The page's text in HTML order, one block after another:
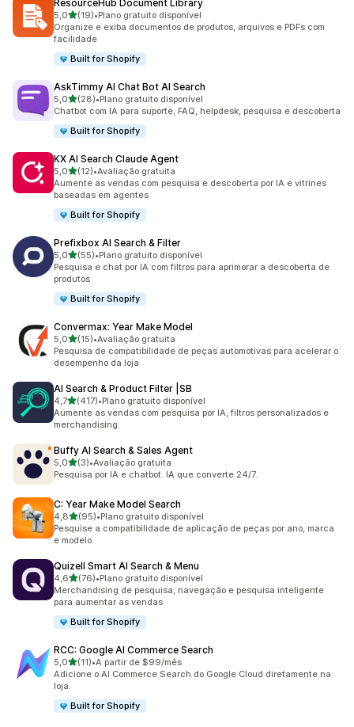
ResourceHub Document Library
5,0de 5 estrelas
(19)
19 avaliações ao todo
•Plano gratuito disponível
Organize e exiba documentos de produtos, arquivos e PDFs com
facilidade
Built for Shopify
AskTimmy AI Chat Bot AI Search
5,0de 5 estrelas
(28)
28 avaliações ao todo
•Plano gratuito disponível
Chatbot com IA para suporte, FAQ, helpdesk, pesquisa e descoberta
Built for Shopify
KX AI Search Claude Agent
5,0de 5 estrelas
(12)
12 avaliações ao todo
•Avaliação gratuita
Aumente as vendas com pesquisa e descoberta por IA e vitrines
baseadas em agentes
Built for Shopify
Prefixbox AI Search & Filter
5,0de 5 estrelas
(55)
55 avaliações ao todo
•Plano gratuito disponível
Pesquisa e chat por IA com filtros para aprimorar a descoberta de
produtos
Built for Shopify
Convermax: Year Make Model
5,0de 5 estrelas
(15)
15 avaliações ao todo
•Avaliação gratuita
Pesquisa de compatibilidade de peças automotivas para acelerar o
desempenho da loja
AI Search & Product Filter |SB
4,7de 5 estrelas
(417)
417 avaliações ao todo
•Plano gratuito disponível
Aumente as vendas com pesquisa por IA, filtros personalizados e
merchandising.
Buffy AI Search & Sales Agent
5,0de 5 estrelas
(3)
3 avaliações ao todo
•Avaliação gratuita
Pesquisa por IA e chatbot. IA que converte 24/7.
C: Year Make Model Search
4,8de 5 estrelas
(95)
95 avaliações ao todo
•Plano gratuito disponível
Pesquise a compatibilidade de aplicação de peças por ano, marca
e modelo.
Quizell Smart AI Search & Menu
4,6de 5 estrelas
(76)
76 avaliações ao todo
•Plano gratuito disponível
Merchandising de pesquisa, navegação e pesquisa inteligente
para aumentar as vendas
Built for Shopify
RCC: Google AI Commerce Search
5,0de 5 estrelas
(11)
11 avaliações ao todo
•A partir de $99/mês
Adicione o AI Commerce Search do Google Cloud diretamente na
loja.
Built for Shopify